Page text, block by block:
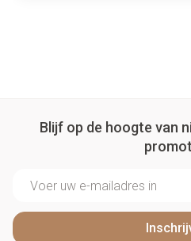
Blijf op de hoogte van